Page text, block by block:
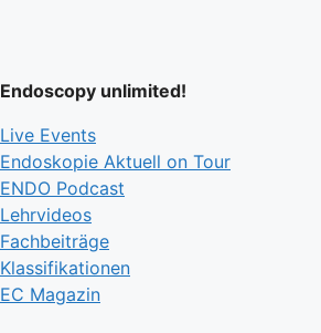
Endoscopy unlimited!
Live Events
Endoskopie Aktuell on Tour
ENDO Podcast
Lehrvideos
Fachbeiträge
Klassifikationen
EC Magazin